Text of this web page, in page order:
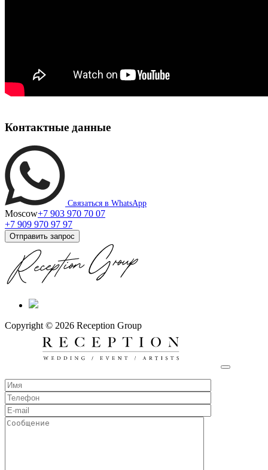
Контактные данные
Связаться в WhatsApp
Moscow+7 903 970 70 07
+7 909 970 97 97
Отправить запрос
Copyright © 2026 Reception Group